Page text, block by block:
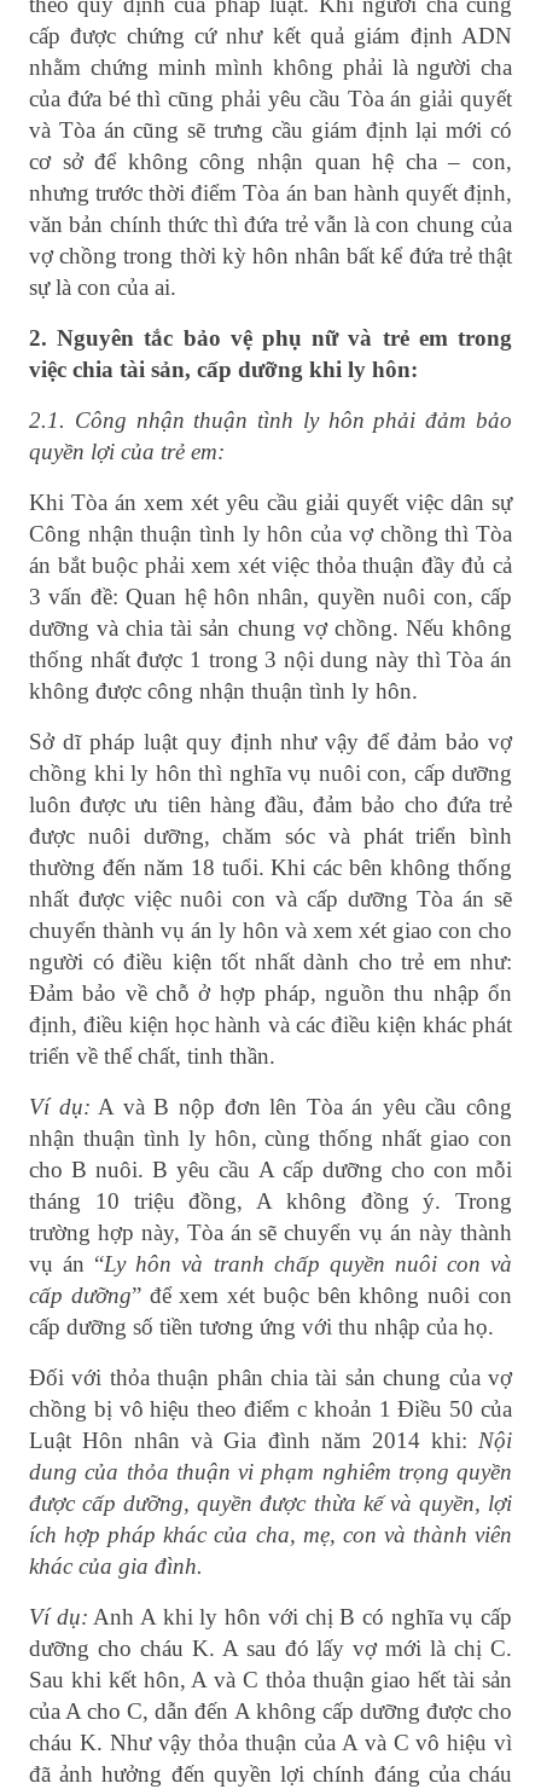
cấp được chứng cứ như kết quả giám định ADN
nhằm chứng minh mình không phải là người cha
của đứa bé thì cũng phải yêu cầu Tòa án giải quyết
và Tòa án cũng sẽ trưng cầu giám định lại mới có
cơ sở để không công nhận quan hệ cha – con,
nhưng trước thời điểm Tòa án ban hành quyết định,
văn bản chính thức thì đứa trẻ vẫn là con chung của
vợ chồng trong thời kỳ hôn nhân bất kể đứa trẻ thật
sự là con của ai.
2. Nguyên tắc bảo vệ phụ nữ và trẻ em trong
việc chia tài sản, cấp dưỡng khi ly hôn:
2.1. Công nhận thuận tình ly hôn phải đảm bảo
quyền lợi của trẻ em:
Khi Tòa án xem xét yêu cầu giải quyết việc dân sự
Công nhận thuận tình ly hôn của vợ chồng thì Tòa
án bắt buộc phải xem xét việc thỏa thuận đầy đủ cả
3 vấn đề: Quan hệ hôn nhân, quyền nuôi con, cấp
dưỡng và chia tài sản chung vợ chồng. Nếu không
thống nhất được 1 trong 3 nội dung này thì Tòa án
không được công nhận thuận tình ly hôn.
Sở dĩ pháp luật quy định như vậy để đảm bảo vợ
chồng khi ly hôn thì nghĩa vụ nuôi con, cấp dưỡng
luôn được ưu tiên hàng đầu, đảm bảo cho đứa trẻ
được nuôi dưỡng, chăm sóc và phát triển bình
thường đến năm 18 tuổi. Khi các bên không thống
nhất được việc nuôi con và cấp dưỡng Tòa án sẽ
chuyển thành vụ án ly hôn và xem xét giao con cho
người có điều kiện tốt nhất dành cho trẻ em như:
Đảm bảo về chỗ ở hợp pháp, nguồn thu nhập ổn
định, điều kiện học hành và các điều kiện khác phát
triển về thể chất, tinh thần.
Ví dụ: A và B nộp đơn lên Tòa án yêu cầu công
nhận thuận tình ly hôn, cùng thống nhất giao con
cho B nuôi. B yêu cầu A cấp dưỡng cho con mỗi
tháng 10 triệu đồng, A không đồng ý. Trong
trường hợp này, Tòa án sẽ chuyển vụ án này thành
vụ án “Ly hôn và tranh chấp quyền nuôi con và
cấp dưỡng” để xem xét buộc bên không nuôi con
cấp dưỡng số tiền tương ứng với thu nhập của họ.
Đối với thỏa thuận phân chia tài sản chung của vợ
chồng bị vô hiệu theo điểm c khoản 1 Điều 50 của
Luật Hôn nhân và Gia đình năm 2014 khi: Nội
dung của thỏa thuận vi phạm nghiêm trọng quyền
được cấp dưỡng, quyền được thừa kế và quyền, lợi
ích hợp pháp khác của cha, mẹ, con và thành viên
khác của gia đình.
Ví dụ: Anh A khi ly hôn với chị B có nghĩa vụ cấp
dưỡng cho cháu K. A sau đó lấy vợ mới là chị C.
Sau khi kết hôn, A và C thỏa thuận giao hết tài sản
của A cho C, dẫn đến A không cấp dưỡng được cho
cháu K. Như vậy thỏa thuận của A và C vô hiệu vì
đã ảnh hưởng đến quyền lợi chính đáng của cháu